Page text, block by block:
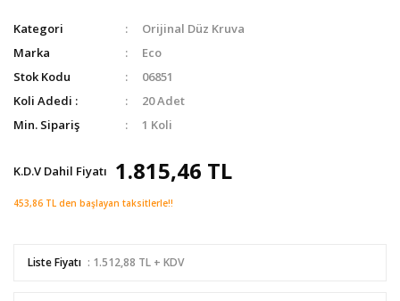
Kategori
Orijinal Düz Kruva
Marka
Eco
Stok Kodu
06851
Koli Adedi :
20 Adet
Min. Sipariş
1 Koli
K.D.V Dahil Fiyatı 1.815,46 TL
453,86 TL den başlayan taksitlerle!!
Liste Fiyatı : 1.512,88 TL + KDV